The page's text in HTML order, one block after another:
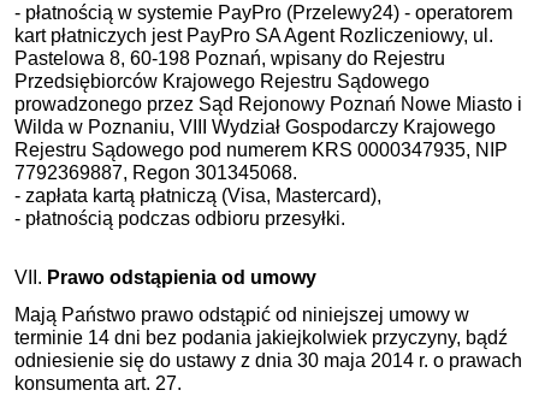
- płatnością w systemie PayPro (Przelewy24) - operatorem
kart płatniczych jest PayPro SA Agent Rozliczeniowy, ul.
Pastelowa 8, 60-198 Poznań, wpisany do Rejestru
Przedsiębiorców Krajowego Rejestru Sądowego
prowadzonego przez Sąd Rejonowy Poznań Nowe Miasto i
Wilda w Poznaniu, VIII Wydział Gospodarczy Krajowego
Rejestru Sądowego pod numerem KRS 0000347935, NIP
7792369887, Regon 301345068.
- zapłata kartą płatniczą (Visa, Mastercard),
- płatnością podczas odbioru przesyłki.
VII. Prawo odstąpienia od umowy
Mają Państwo prawo odstąpić od niniejszej umowy w
terminie 14 dni bez podania jakiejkolwiek przyczyny, bądź
odniesienie się do ustawy z dnia 30 maja 2014 r. o prawach
konsumenta art. 27.